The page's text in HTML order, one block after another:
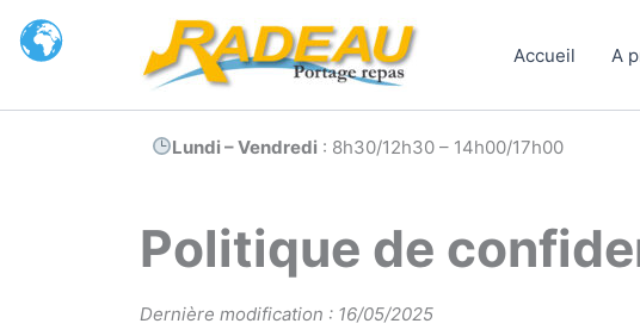
Aller
Accueil A
Lundi – Vendredi : 8h30/12h30 – 14h00/17h00
Politique de
Dernière modification : 16/05/2025